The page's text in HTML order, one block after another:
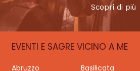
Scopri di più
EVENTI E SAGRE VICINO A ME
Abruzzo Basilicata